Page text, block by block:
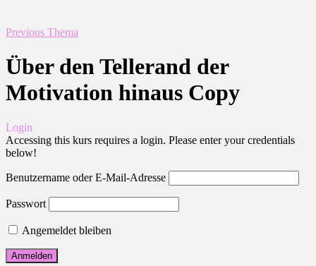
Previous Thema
Über den Tellerand der
Motivation hinaus Copy
Login
Accessing this kurs requires a login. Please enter your credentials
below!
Benutzername oder E-Mail-Adresse
Passwort
Angemeldet bleiben